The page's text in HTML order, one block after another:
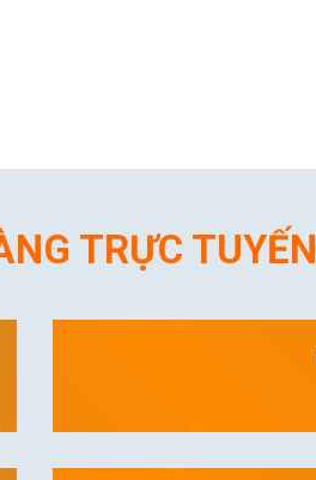
TRỰC TUYẾN